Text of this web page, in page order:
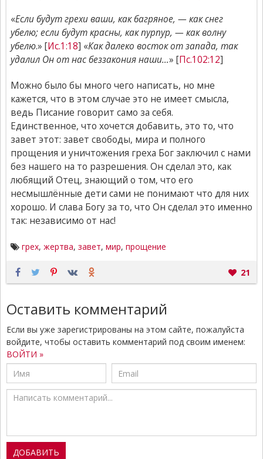
«Если будут грехи ваши, как багряное, — как снег
убелю; если будут красны, как пурпур, — как волну
убелю.» [Ис.1:18] «Как далеко восток от запада, так
удалил Он от нас беззакония наши…» [Пс.102:12]
Можно было бы много чего написать, но мне
кажется, что в этом случае это не имеет смысла,
ведь Писание говорит само за себя.
Единственное, что хочется добавить, это то, что
завет этот: завет свободы, мира и полного
прощения и уничтожения греха Бог заключил с нами
без нашего на то разрешения. Он сделал это, как
любящий Отец, знающий о том, что его
несмышлённые дети сами не понимают что для них
хорошо. И слава Богу за то, что Он сделал это именно
так: независимо от нас!
грех, жертва, завет, мир, прощение
21
Оставить комментарий
Если вы уже зарегистрированы на этом сайте, пожалуйста
войдите, чтобы оставить комментарий под своим именем:
ВОЙТИ »